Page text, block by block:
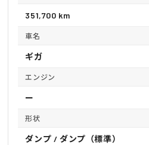
351,700 km
車名
ギガ
エンジン
ー
形状
ダンプ / ダンプ（標準）